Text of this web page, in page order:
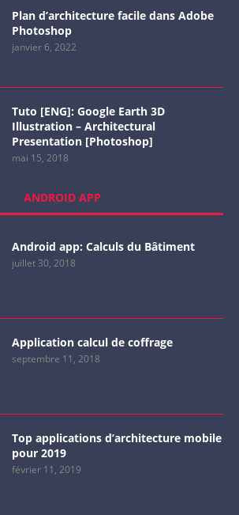
Plan d’architecture facile dans Adobe
Photoshop
janvier 6, 2022
Tuto [ENG]: Google Earth 3D
Illustration – Architectural
Presentation [Photoshop]
mai 15, 2018
ANDROID APP
Android app: Calculs du Bâtiment
juillet 30, 2018
Application calcul de coffrage
septembre 11, 2018
Top applications d’architecture mobile
pour 2019
février 11, 2019